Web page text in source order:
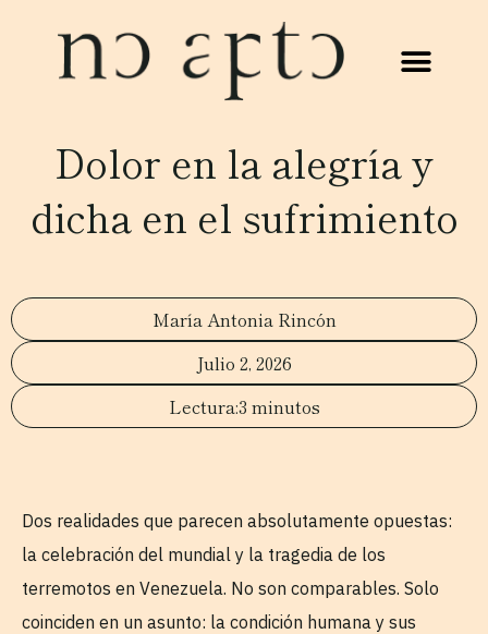
Dolor en la alegría y
dicha en el sufrimiento
María Antonia Rincón
Julio 2, 2026
3 minutos
Dos realidades que parecen absolutamente opuestas:
la celebración del mundial y la tragedia de los
terremotos en Venezuela. No son comparables. Solo
coinciden en un asunto: la condición humana y sus